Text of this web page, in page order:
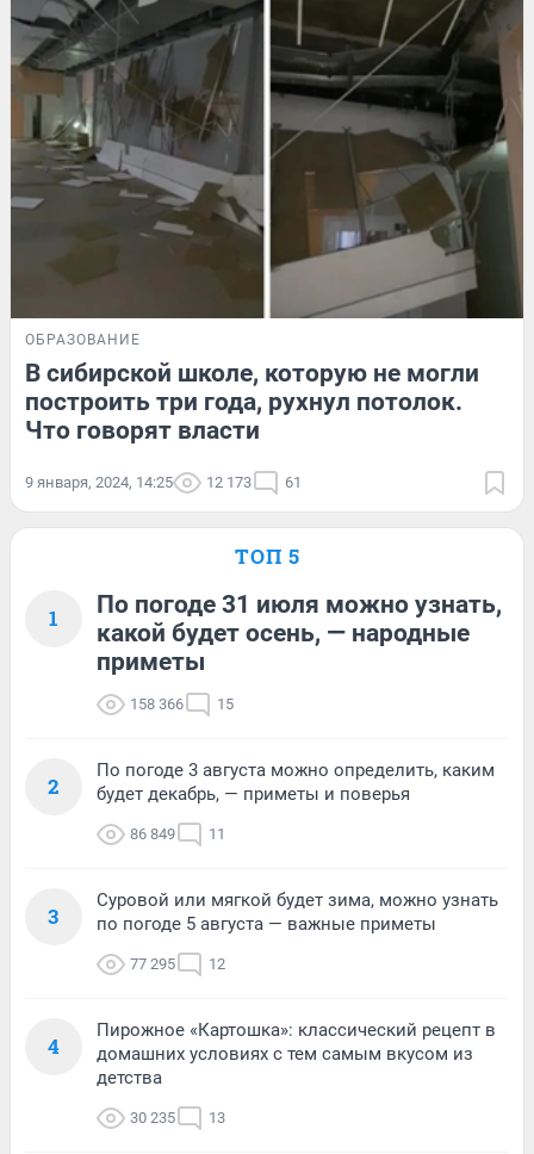
ОБРАЗОВАНИЕ
В сибирской школе, которую не могли
построить три года, рухнул потолок.
Что говорят власти
9 января, 2024, 14:25 12 173 61
ТОП 5
1
По погоде 31 июля можно узнать,
какой будет осень, — народные
приметы
158 366 15
2
По погоде 3 августа можно определить, каким
будет декабрь, — приметы и поверья
86 849 11
3
Суровой или мягкой будет зима, можно узнать
по погоде 5 августа — важные приметы
77 295 12
4
Пирожное «Картошка»: классический рецепт в
домашних условиях с тем самым вкусом из
детства
30 235 13